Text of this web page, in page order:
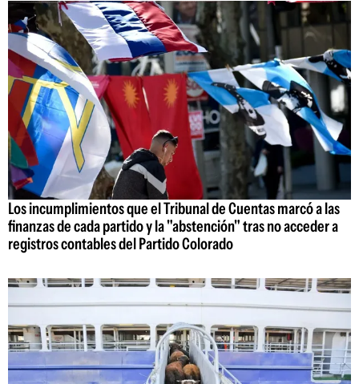
Los incumplimientos que el Tribunal de Cuentas marcó a las
finanzas de cada partido y la "abstención" tras no acceder a
registros contables del Partido Colorado